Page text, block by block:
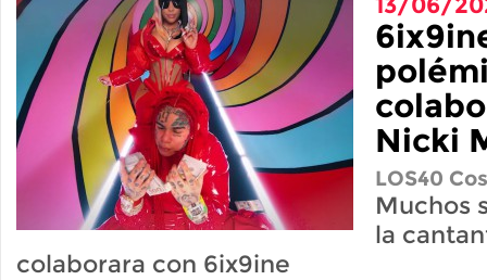
Nicki
LOS40
Muchos
la
colaborara con 6ix9ine